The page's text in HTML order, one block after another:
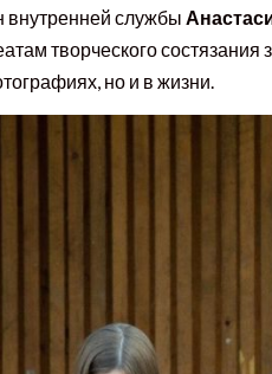
внутренней службы
творческого
но и в жизни.